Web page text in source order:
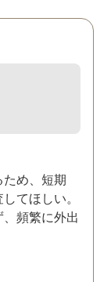
ため、短期
てほしい。
頻繁に外出